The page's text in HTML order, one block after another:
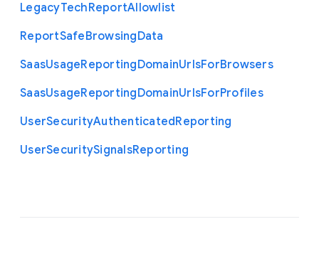
LegacyTechReportAllowlist
ReportSafeBrowsingData
SaasUsageReportingDomainUrlsForBrowsers
SaasUsageReportingDomainUrlsForProfiles
UserSecurityAuthenticatedReporting
UserSecuritySignalsReporting